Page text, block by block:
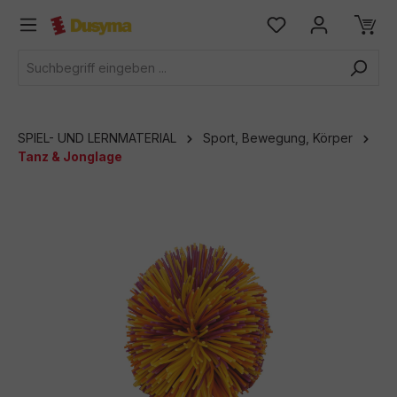
springen
SPIEL- UND LERNMATERIAL
Sport, Bewegung, Körper
Tanz & Jonglage